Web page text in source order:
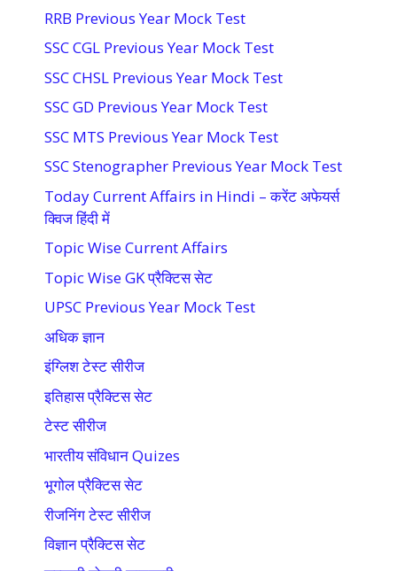
RRB Previous Year Mock Test
SSC CGL Previous Year Mock Test
SSC CHSL Previous Year Mock Test
SSC GD Previous Year Mock Test
SSC MTS Previous Year Mock Test
SSC Stenographer Previous Year Mock Test
Today Current Affairs in Hindi – करेंट अफेयर्स
क्विज हिंदी में
Topic Wise Current Affairs
Topic Wise GK प्रैक्टिस सेट
UPSC Previous Year Mock Test
अधिक ज्ञान
इंग्लिश टेस्ट सीरीज
इतिहास प्रैक्टिस सेट
टेस्ट सीरीज
भारतीय संविधान Quizes
भूगोल प्रैक्टिस सेट
रीजनिंग टेस्ट सीरीज
विज्ञान प्रैक्टिस सेट